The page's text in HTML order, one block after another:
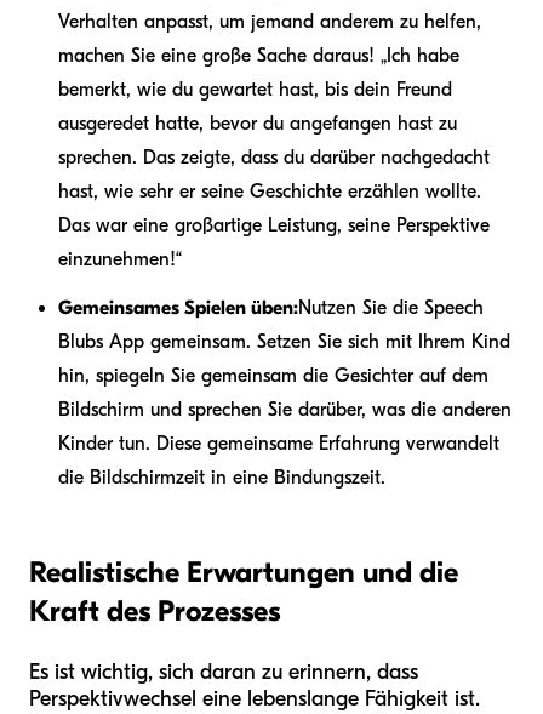
Verhalten anpasst, um jemand anderem zu helfen,
machen Sie eine große Sache daraus! „Ich habe
bemerkt, wie du gewartet hast, bis dein Freund
ausgeredet hatte, bevor du angefangen hast zu
sprechen. Das zeigte, dass du darüber nachgedacht
hast, wie sehr er seine Geschichte erzählen wollte.
Das war eine großartige Leistung, seine Perspektive
einzunehmen!“
Gemeinsames Spielen üben:Nutzen Sie die Speech
Blubs App gemeinsam. Setzen Sie sich mit Ihrem Kind
hin, spiegeln Sie gemeinsam die Gesichter auf dem
Bildschirm und sprechen Sie darüber, was die anderen
Kinder tun. Diese gemeinsame Erfahrung verwandelt
die Bildschirmzeit in eine Bindungszeit.
Realistische Erwartungen und die
Kraft des Prozesses
Es ist wichtig, sich daran zu erinnern, dass
Perspektivwechsel eine lebenslange Fähigkeit ist.